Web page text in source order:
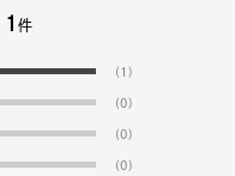
1件
(1)
(0)
(0)
(0)